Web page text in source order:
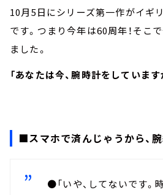
10月5日にシリーズ第一作がイギ
です。つまり今年は60周年！そこ
ました。
「あなたは今、腕時計をしています
■スマホで済んじゃうから、
●「いや、してないです。